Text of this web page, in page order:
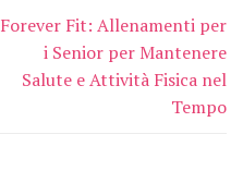
Forever Fit: Allenamenti per
i Senior per Mantenere
Salute e Attività Fisica nel
Tempo